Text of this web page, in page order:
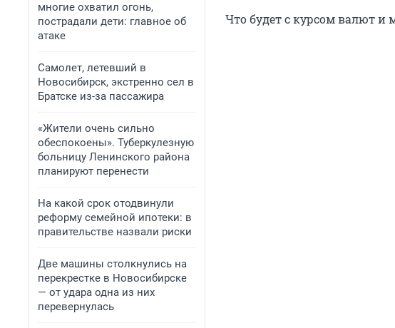
многие охватил огонь,
пострадали дети: главное об
атаке
Самолет, летевший в
Новосибирск, экстренно сел в
Братске из-за пассажира
«Жители очень сильно
обеспокоены». Туберкулезную
больницу Ленинского района
планируют перенести
На какой срок отодвинули
реформу семейной ипотеки: в
правительстве назвали риски
Две машины столкнулись на
перекрестке в Новосибирске
— от удара одна из них
перевернулась
Что будет с курсом валют и